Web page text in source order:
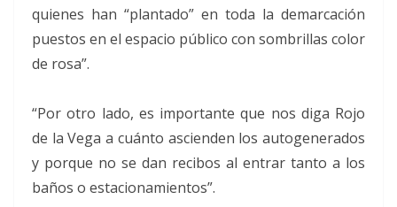
quienes han “plantado” en toda la demarcación
puestos en el espacio público con sombrillas color
de rosa”.
“Por otro lado, es importante que nos diga Rojo
de la Vega a cuánto ascienden los autogenerados
y porque no se dan recibos al entrar tanto a los
baños o estacionamientos”.